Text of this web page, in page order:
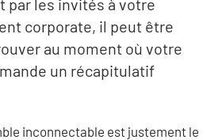
par les invités à votre
corporate, il peut être
au moment où votre
un récapitulatif
inconnectable est justement le